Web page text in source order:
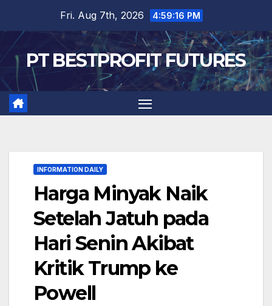
content
Fri. Aug 7th, 2026 4:59:17 PM
PT BESTPROFIT FUTURES
INFORMATION DAILY
Harga Minyak Naik
Setelah Jatuh pada
Hari Senin Akibat
Kritik Trump ke
Powell